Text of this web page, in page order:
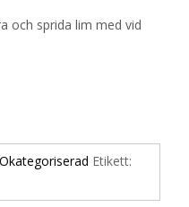
och sprida lim med vid
Okategoriserad Etikett: